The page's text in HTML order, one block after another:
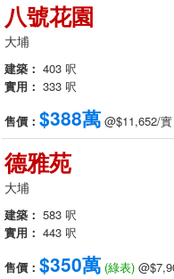
八號花園
大埔
建築： 403 呎
實用： 333 呎
售價： $388萬 @$11,652/實
德雅苑
大埔
建築： 583 呎
實用： 443 呎
售價： $350萬 (綠表)